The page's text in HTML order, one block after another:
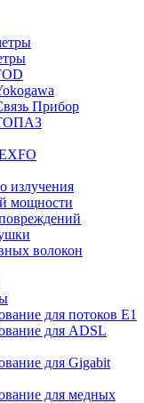
Прибор
излучения
мощности
волокон
для потоков Е1
для ADSL
для Gigabit
для медных